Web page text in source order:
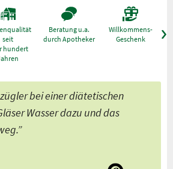
seit
hundert
Beratung u.a.
durch Apotheker
Willkommens-
Geschenk
bei einer diätetischen
Wasser dazu und das